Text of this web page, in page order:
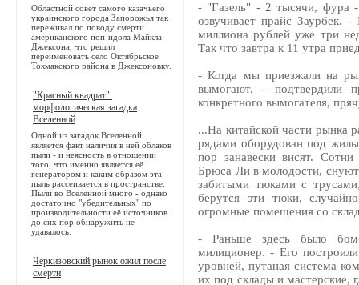
- "Газель" - 2 тысячи, фура
озвучивает прайс Заурбек.
миллиона рублей уже три
Так что завтра к 11 утра
- Когда мы приезжали на
вымогают, - подтвердили
конкретного вымогателя,
...На китайской части рынка
рядами оборудован под
пор занавески висят. Сотни
Брюса Ли в молодости,
забитыми тюками с
берутся эти тюки,
огромные помещения со
- Раньше здесь было
милиционер. - Его
уровней, путаная система
их под склады и мастерские,
Областной совет самого казачьего
украинского города Запорожья так
переживал по поводу смерти
американского поп-идола Майкла
Джексона, что решил
переименовать село Октябрьское
Токмакского района в Джексоновку.
"Красный квадрат":
морфологическая загадка
Вселенной
Одной из загадок Вселенной
является факт наличия в ней облаков
пыли - и неясность в отношении
того, что именно является её
генератором и каким образом эта
пыль рассеивается в пространстве.
Пыли во Вселенной много - однако
достаточно "убедительных" по
производительности её источников
до сих пор обнаружить не
удавалось.
Черкизовский рынок ожил после
смерти